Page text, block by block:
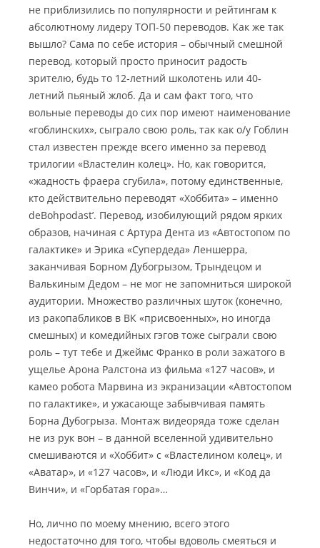
не приблизились по популярности и рейтингам к
абсолютному лидеру ТОП-50 переводов. Как же так
вышло? Сама по себе история – обычный смешной
перевод, который просто приносит радость
зрителю, будь то 12-летний школотень или 40-
летний пьяный жлоб. Да и сам факт того, что
вольные переводы до сих пор имеют наименование
«гоблинских», сыграло свою роль, так как о/у Гоблин
стал известен прежде всего именно за перевод
трилогии «Властелин колец». Но, как говорится,
«жадность фраера сгубила», потому единственные,
кто действительно переводят «Хоббита» – именно
deBohpodast’. Перевод, изобилующий рядом ярких
образов, начиная с Артура Дента из «Автостопом по
галактике» и Эрика «Супердеда» Леншерра,
заканчивая Борном Дубогрызом, Трындецом и
Валькиным Дедом – не мог не запомниться широкой
аудитории. Множество различных шуток (конечно,
из ракопабликов в ВК «присвоенных», но иногда
смешных) и комедийных гэгов тоже сыграли свою
роль – тут тебе и Джеймс Франко в роли зажатого в
ущелье Арона Ралстона из фильма «127 часов», и
камео робота Марвина из экранизации «Автостопом
по галактике», и ужасающе забывчивая память
Борна Дубогрыза. Монтаж видеоряда тоже сделан
не из рук вон – в данной вселенной удивительно
смешиваются и «Хоббит» с «Властелином колец», и
«Аватар», и «127 часов», и «Люди Икс», и «Код да
Винчи», и «Горбатая гора»…
Но, лично по моему мнению, всего этого
недостаточно для того, чтобы вдоволь смеяться и